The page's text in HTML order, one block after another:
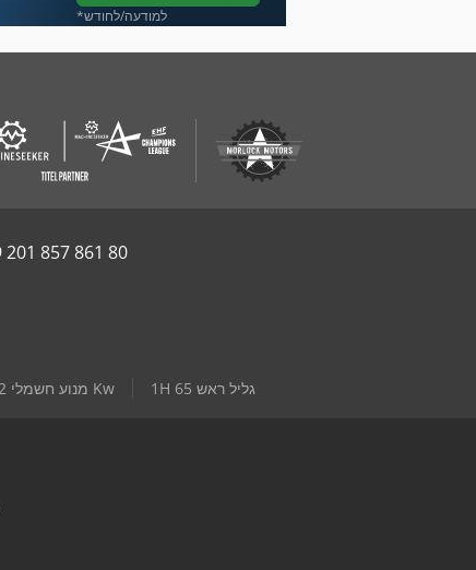
*למודעה/לחודש
201 857 861 80
2 2 מנוע חשמלי Kw 1H 65 גליל ראש